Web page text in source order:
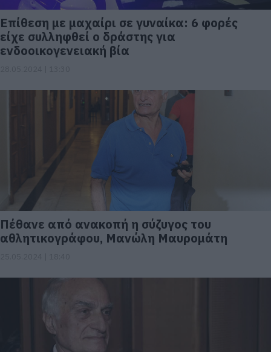
Επίθεση με μαχαίρι σε γυναίκα: 6 φορές
είχε συλληφθεί ο δράστης για
ενδοοικογενειακή βία
Πέθανε από ανακοπή η σύζυγος του
αθλητικογράφου, Μανώλη Μαυρομάτη